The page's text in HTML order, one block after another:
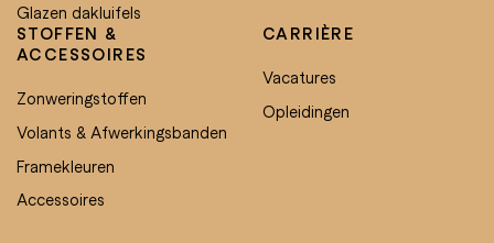
Glazen dakluifels
STOFFEN &
ACCESSOIRES
Zonweringstoffen
Volants & Afwerkingsbanden
Framekleuren
Accessoires
CARRIÈRE
Vacatures
Opleidingen